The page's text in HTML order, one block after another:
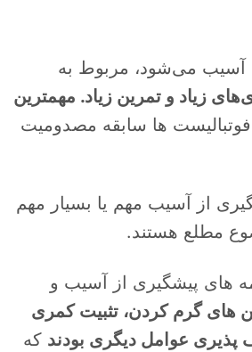
آسیب می‌شود، مربوط به
زیاد و تمرین زیاد. مهمترین
ها سابقه مصدومیت
از آسیب مهم یا بسیار مهم
مطلع هستند.
های پیشگیری از آسیب و
های گرم کردن، تثبیت کمری
عوامل دیگری بودند که